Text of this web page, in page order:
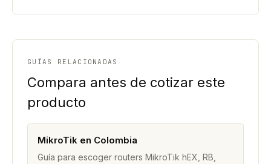
GUÍAS RELACIONADAS
Compara antes de cotizar este
producto
MikroTik en Colombia
Guía para escoger routers MikroTik hEX, RB,